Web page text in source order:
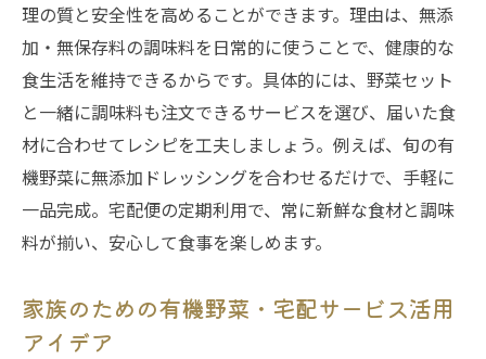
理の質と安全性を高めることができます。理由は、無添
加・無保存料の調味料を日常的に使うことで、健康的な
食生活を維持できるからです。具体的には、野菜セット
と一緒に調味料も注文できるサービスを選び、届いた食
材に合わせてレシピを工夫しましょう。例えば、旬の有
機野菜に無添加ドレッシングを合わせるだけで、手軽に
一品完成。宅配便の定期利用で、常に新鮮な食材と調味
料が揃い、安心して食事を楽しめます。
家族のための有機野菜・宅配サービス活用
アイデア